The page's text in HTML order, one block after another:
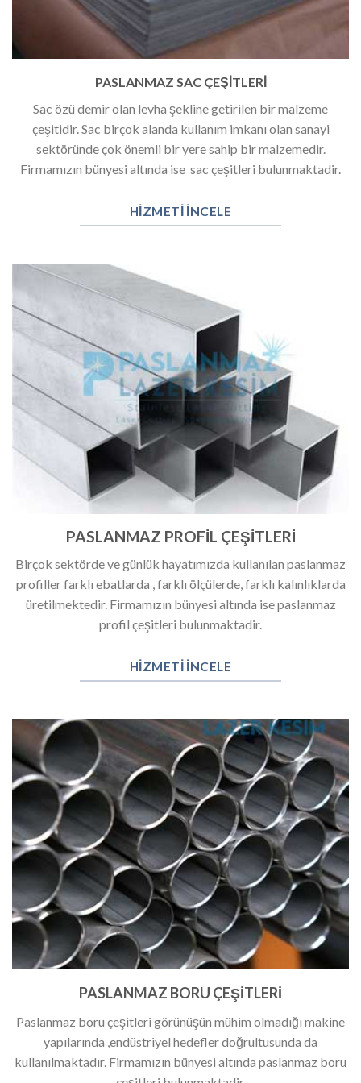
PASLANMAZ SAC ÇEŞİTLERİ
Sac özü demir olan levha şekline getirilen bir malzeme
çeşitidir. Sac birçok alanda kullanım imkanı olan sanayi
sektöründe çok önemli bir yere sahip bir malzemedir.
Firmamızın bünyesi altında ise sac çeşitleri bulunmaktadir.
HIZMETI INCELE
PASLANMAZ PROFİL ÇEŞİTLERİ
Birçok sektörde ve günlük hayatımızda kullanılan paslanmaz
profiller farklı ebatlarda , farklı ölçülerde, farklı kalınlıklarda
üretilmektedir. Firmamızın bünyesi altında ise paslanmaz
profil çeşitleri bulunmaktadir.
HIZMETI INCELE
PASLANMAZ BORU ÇEŞİTLERİ
Paslanmaz boru çeşitleri görünüşün mühim olmadığı makine
yapılarında ,endüstriyel hedefler doğrultusunda da
kullanılmaktadır. Firmamızın bünyesi altında paslanmaz boru